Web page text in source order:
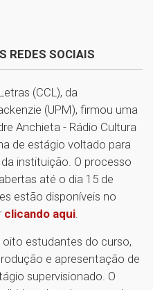
REDES SOCIAIS
(CCL), da
(UPM), firmou uma
Anchieta - Rádio Cultura
de estágio voltado para
instituição. O processo
até o dia 15 de
estão disponíveis no
clicando aqui
oito estudantes do curso,
e apresentação de
supervisionado. O